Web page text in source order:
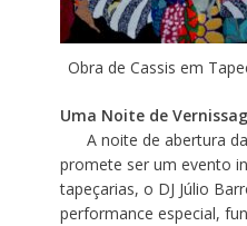
Obra de Cassis em
Uma Noite de
A noite de abertura da
promete ser um evento
tapeçarias, o DJ Júlio
performance especial,